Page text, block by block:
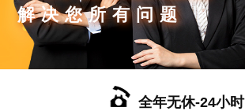
解决您所有问题
全年无休-24小时